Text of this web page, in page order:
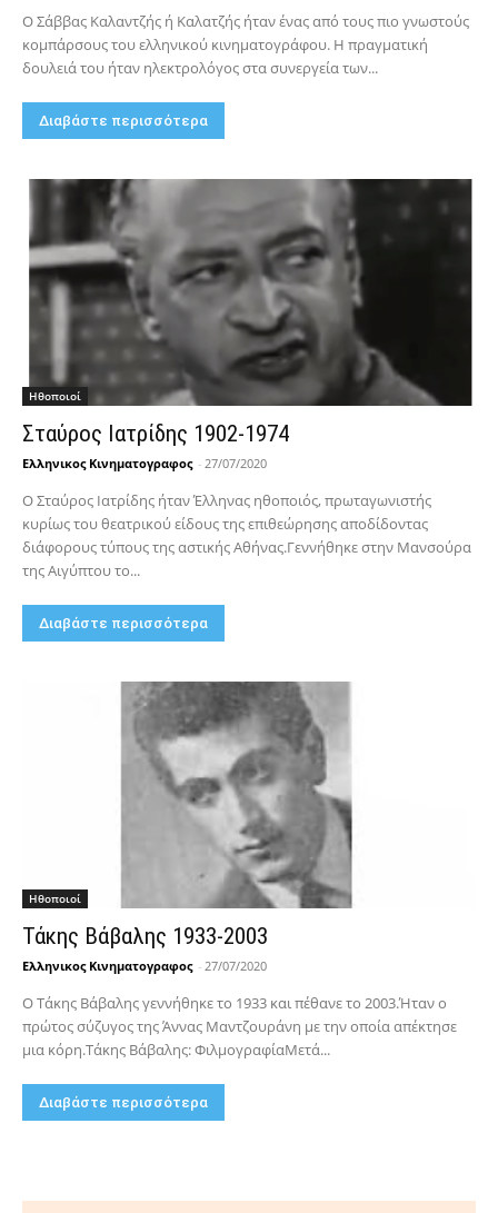
Ο Σάββας Καλαντζής ή Καλατζής ήταν ένας από τους πιο γνωστούς
κομπάρσους του ελληνικού κινηματογράφου. Η πραγματική
δουλειά του ήταν ηλεκτρολόγος στα συνεργεία των...
Διαβάστε περισσότερα
Hθοποιοί
Σταύρος Ιατρίδης 1902-1974
Ελληνικος Κινηματογραφος - 27/07/2020
Ο Σταύρος Ιατρίδης ήταν Έλληνας ηθοποιός, πρωταγωνιστής
κυρίως του θεατρικού είδους της επιθεώρησης αποδίδοντας
διάφορους τύπους της αστικής Αθήνας.Γεννήθηκε στην Μανσούρα
της Αιγύπτου το...
Διαβάστε περισσότερα
Hθοποιοί
Τάκης Βάβαλης 1933-2003
Ελληνικος Κινηματογραφος - 27/07/2020
Ο Τάκης Βάβαλης γεννήθηκε το 1933 και πέθανε το 2003.Ήταν ο
πρώτος σύζυγος της Άννας Μαντζουράνη με την οποία απέκτησε
μια κόρη.Τάκης Βάβαλης: ΦιλμογραφίαΜετά...
Διαβάστε περισσότερα